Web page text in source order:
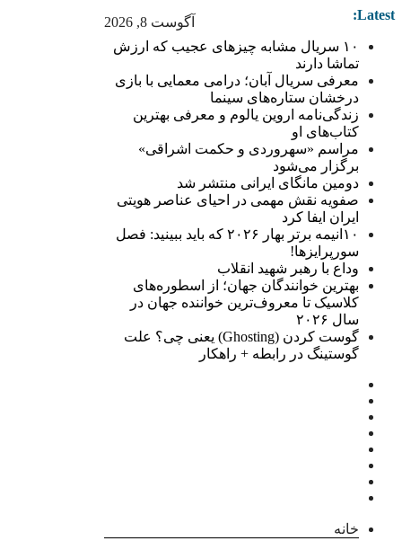
آگوست 8, 2026 Latest:
۱۰ سریال مشابه چیزهای عجیب که ارزش
تماشا دارند
معرفی سریال آبان؛ درامی معمایی با بازی
درخشان ستاره‌های سینما
زندگی‌نامه اروین یالوم و معرفی بهترین
کتاب‌های او
مراسم «سهروردی و حکمت اشراقی»
برگزار می‌شود
دومین مانگای ایرانی منتشر شد
صفویه نقش مهمی در احیای عناصر هویتی
ایران ایفا کرد
۱۰انیمه برتر بهار ۲۰۲۶ که باید ببینید: فصل
سورپرایزها!
وداع با رهبر شهید انقلاب
بهترین خوانندگان جهان؛ از اسطوره‌های
کلاسیک تا معروف‌ترین خواننده جهان در
سال ۲۰۲۶
گوست کردن (Ghosting) یعنی چی؟ علت
گوستینگ در رابطه + راهکار
خانه